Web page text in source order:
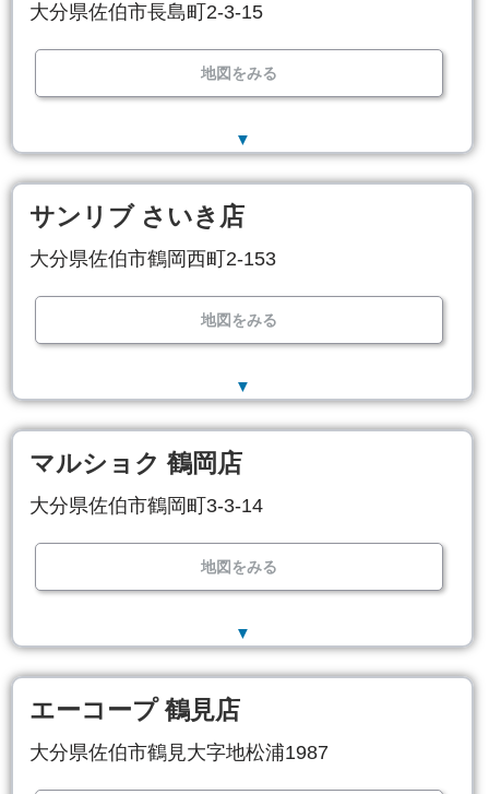
大分県佐伯市長島町2-3-15
地図をみる
▼
サンリブ さいき店
大分県佐伯市鶴岡西町2-153
地図をみる
▼
マルショク 鶴岡店
大分県佐伯市鶴岡町3-3-14
地図をみる
▼
エーコープ 鶴見店
大分県佐伯市鶴見大字地松浦1987